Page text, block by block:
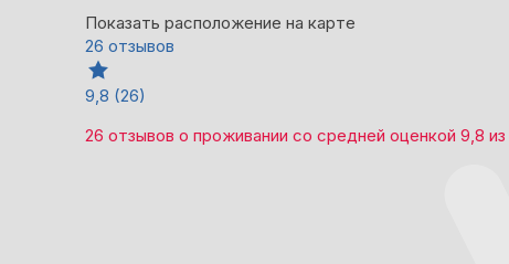
Показать расположение на карте
26 отзывов
9,8 (26)
26 отзывов о проживании со средней оценкой 9,8 из